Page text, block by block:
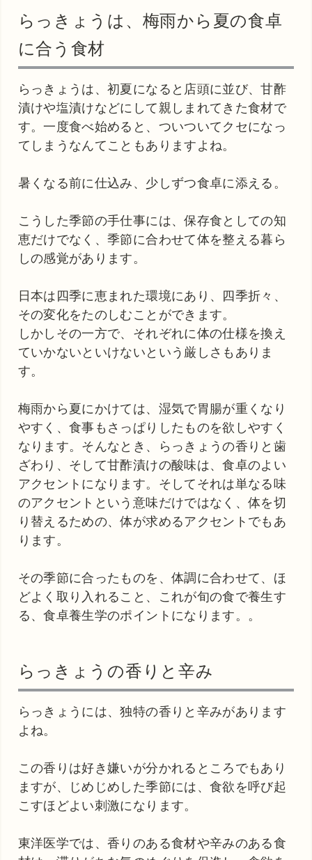
らっきょうは、梅雨から夏の食卓
に合う食材
らっきょうは、初夏になると店頭に並び、甘酢
漬けや塩漬けなどにして親しまれてきた食材で
す。一度食べ始めると、ついついてクセになっ
てしまうなんてこともありますよね。
暑くなる前に仕込み、少しずつ食卓に添える。
こうした季節の手仕事には、保存食としての知
恵だけでなく、季節に合わせて体を整える暮ら
しの感覚があります。
日本は四季に恵まれた環境にあり、四季折々、
その変化をたのしむことができます。
しかしその一方で、それぞれに体の仕様を換え
ていかないといけないという厳しさもありま
す。
梅雨から夏にかけては、湿気で胃腸が重くなり
やすく、食事もさっぱりしたものを欲しやすく
なります。そんなとき、らっきょうの香りと歯
ざわり、そして甘酢漬けの酸味は、食卓のよい
アクセントになります。そしてそれは単なる味
のアクセントという意味だけではなく、体を切
り替えるための、体が求めるアクセントでもあ
ります。
その季節に合ったものを、体調に合わせて、ほ
どよく取り入れること、これが旬の食で養生す
る、食卓養生学のポイントになります。。
らっきょうの香りと辛み
らっきょうには、独特の香りと辛みがあります
よね。
この香りは好き嫌いが分かれるところでもあり
ますが、じめじめした季節には、食欲を呼び起
こすほどよい刺激になります。
東洋医学では、香りのある食材や辛みのある食